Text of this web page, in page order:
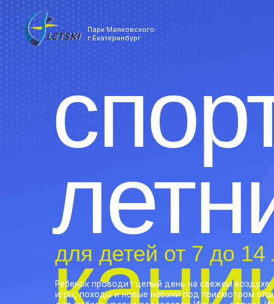
для детей от 7 до 14 лет
Парк Маяковского
г.Екатеринбург
Ребенок проводит целый день на свежем воздухе:
игры, походы и новые навыки под присмотром опытных
для любого уровня подготовки. Июнь — ролики, Июль —
кросс-походы, Август — ГТО, общая физическая